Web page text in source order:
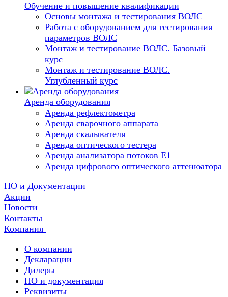
Обучение и повышение квалификации
Основы монтажа и тестирования ВОЛС
Работа с оборудованием для тестирования
параметров ВОЛС
Монтаж и тестирование ВОЛС. Базовый
курс
Монтаж и тестирование ВОЛС.
Углубленный курс
Аренда оборудования
Аренда рефлектометра
Аренда сварочного аппарата
Аренда скалывателя
Аренда оптического тестера
Аренда анализатора потоков Е1
Аренда цифрового оптического аттенюатора
ПО и Документации
Акции
Новости
Контакты
Компания
О компании
Декларации
Дилеры
ПО и документация
Реквизиты